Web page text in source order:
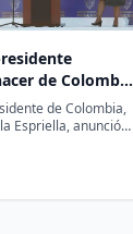
de Colombia
para invertir
de Colombia,
Espriella, anunció